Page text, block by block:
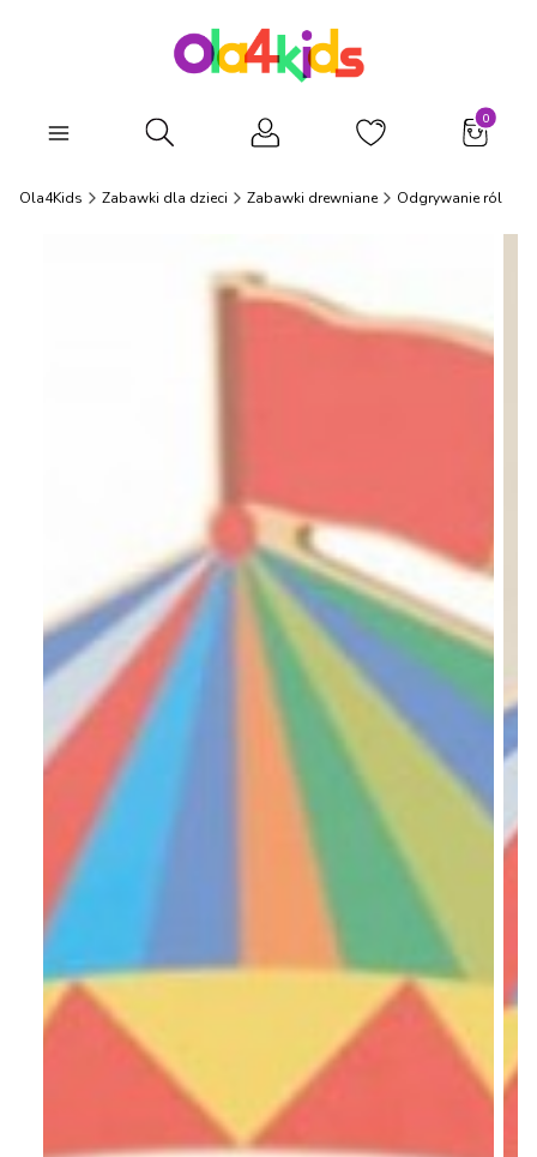
Otwórz wyszukiwarkę
Ola4Kids Zabawki dla dzieci Zabawki drewniane Odgrywanie ról